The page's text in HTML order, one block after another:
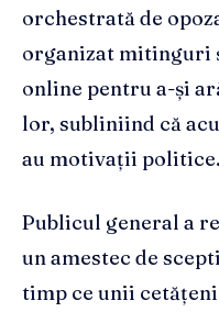
orchestrată de
organizat mitinguri
online pentru a-și
lor, subliniind că
au motivații politice.
Publicul general a
un amestec de
timp ce unii